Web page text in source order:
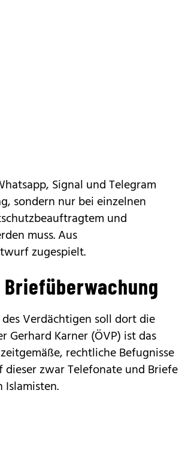
Signal und Telegram
sondern nur bei einzelnen
und
muss. Aus
zugespielt.
Verdächtigen soll dort die
Gerhard Karner (ÖVP) ist das
rechtliche Befugnisse
zwar Telefonate und Briefe
Islamisten.